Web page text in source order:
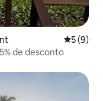
5 de
5 (9)
de desconto